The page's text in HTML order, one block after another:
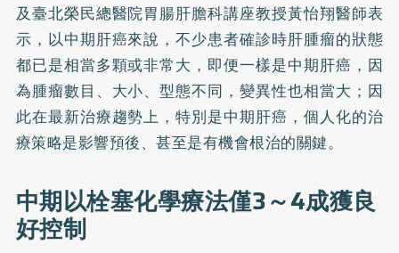
及臺北榮民總醫院胃腸肝膽科講座教授黃怡翔醫師表
示，以中期肝癌來說，不少患者確診時肝腫瘤的狀態
都已是相當多顆或非常大，即便一樣是中期肝癌，因
為腫瘤數目、大小、型態不同，變異性也相當大；因
此在最新治療趨勢上，特別是中期肝癌，個人化的治
療策略是影響預後、甚至是有機會根治的關鍵。
中期以栓塞化學療法僅3～4成獲良
好控制